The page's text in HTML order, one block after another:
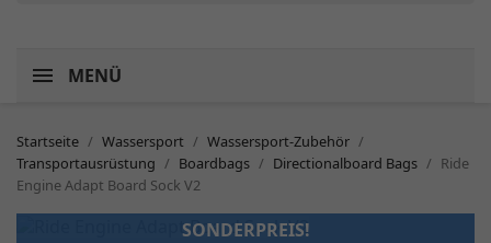
MENÜ
Startseite Wassersport
Wassersport-Zubehör
Transportausrüstung
Boardbags Directionalboard Bags
Ride
Engine Adapt Board Sock V2
SONDERPREIS!